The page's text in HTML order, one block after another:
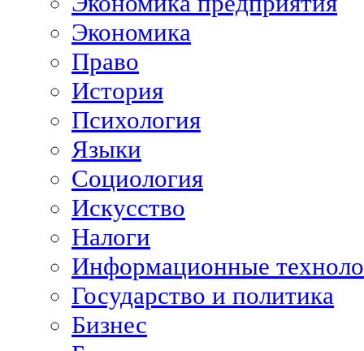
Экономика
Право
История
Психология
Языки
Социология
Искусство
Налоги
Информационные
Государство и политика
Бизнес